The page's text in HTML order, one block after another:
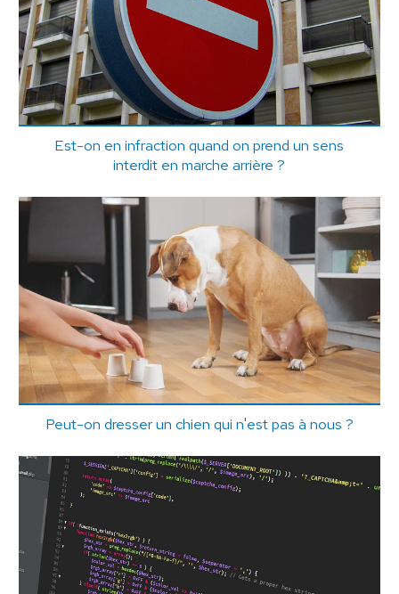
Est-on en infraction quand on prend un sens
interdit en marche arrière ?
Peut-on dresser un chien qui n'est pas à nous ?